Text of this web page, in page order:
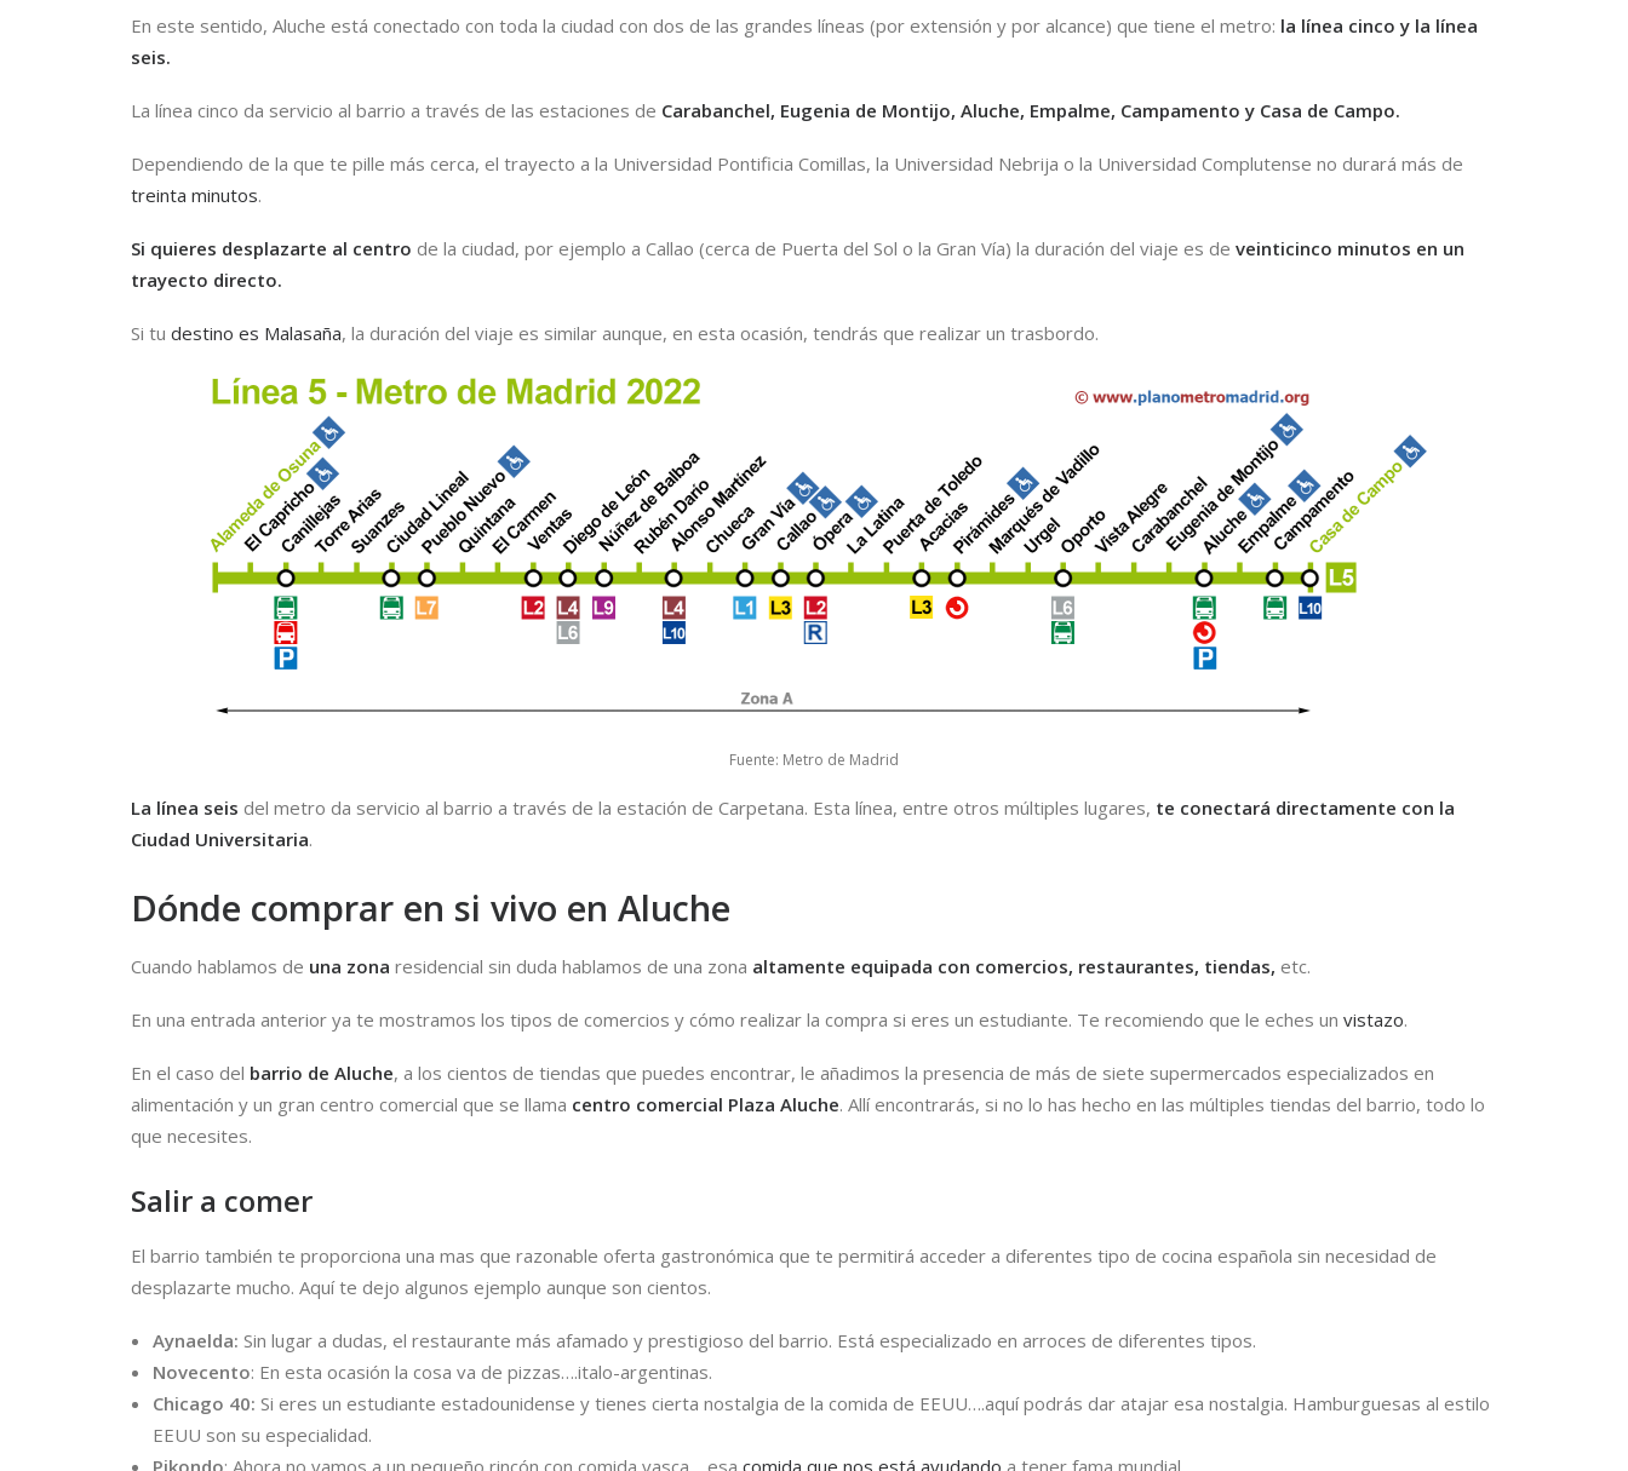
En este sentido, Aluche está conectado con toda la ciudad con dos de las grandes líneas (por extensión y por alcance) que tiene el metro: la línea cinco y la línea
seis.
La línea cinco da servicio al barrio a través de las estaciones de Carabanchel, Eugenia de Montijo, Aluche, Empalme, Campamento y Casa de Campo.
Dependiendo de la que te pille más cerca, el trayecto a la Universidad Pontificia Comillas, la Universidad Nebrija o la Universidad Complutense no durará más de
treinta minutos.
Si quieres desplazarte al centro de la ciudad, por ejemplo a Callao (cerca de Puerta del Sol o la Gran Vía) la duración del viaje es de veinticinco minutos en un
trayecto directo.
Si tu destino es Malasaña, la duración del viaje es similar aunque, en esta ocasión, tendrás que realizar un trasbordo.
Fuente: Metro de Madrid
La línea seis del metro da servicio al barrio a través de la estación de Carpetana. Esta línea, entre otros múltiples lugares, te conectará directamente con la
Ciudad Universitaria.
Dónde comprar en si vivo en Aluche
Cuando hablamos de una zona residencial sin duda hablamos de una zona altamente equipada con comercios, restaurantes, tiendas, etc.
En una entrada anterior ya te mostramos los tipos de comercios y cómo realizar la compra si eres un estudiante. Te recomiendo que le eches un vistazo.
En el caso del barrio de Aluche, a los cientos de tiendas que puedes encontrar, le añadimos la presencia de más de siete supermercados especializados en
alimentación y un gran centro comercial que se llama centro comercial Plaza Aluche. Allí encontrarás, si no lo has hecho en las múltiples tiendas del barrio, todo lo
que necesites.
Salir a comer
El barrio también te proporciona una mas que razonable oferta gastronómica que te permitirá acceder a diferentes tipo de cocina española sin necesidad de
desplazarte mucho. Aquí te dejo algunos ejemplo aunque son cientos.
Aynaelda: Sin lugar a dudas, el restaurante más afamado y prestigioso del barrio. Está especializado en arroces de diferentes tipos.
Novecento: En esta ocasión la cosa va de pizzas….italo-argentinas.
Chicago 40: Si eres un estudiante estadounidense y tienes cierta nostalgia de la comida de EEUU….aquí podrás dar atajar esa nostalgia. Hamburguesas al estilo
EEUU son su especialidad.
Pikondo: Ahora no vamos a un pequeño rincón con comida vasca… esa comida que nos está ayudando a tener fama mundial.